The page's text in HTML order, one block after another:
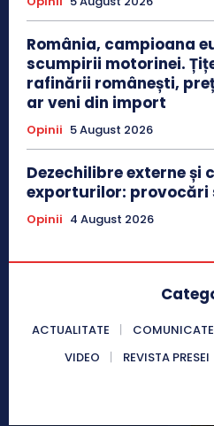
România, campioana
scumpirii motorinei.
rafinării românești,
ar veni din import
Opinii 5 August 2026
Dezechilibre externe
exporturilor:
Opinii 4 August 2026
ACTUALITATE COMUNICATE
VIDEO
REVISTA PRESEI